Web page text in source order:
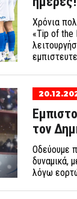
Χρόνια
«Tip of the
τον
Οδεύουμε
δυναμικά,
λόγω